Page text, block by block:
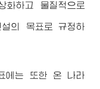
화하고 물질적으로
설의 목표로 규정하
에는 또한 온 나라